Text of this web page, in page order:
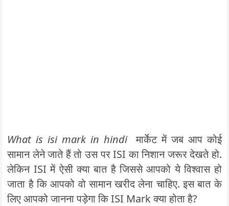
What is isi mark in hindiमार्केट में जब आप कोई
सामान लेने जाते हैं तो उस पर ISI का निशान जरूर देखते हो.
लेकिन ISI में ऐसी क्या बात है जिससे आपको ये विश्वास हो
जाता है कि आपको वो सामान खरीद लेना चाहिए. इस बात के
लिए आपको जानना पड़ेगा कि ISI Mark क्या होता है?